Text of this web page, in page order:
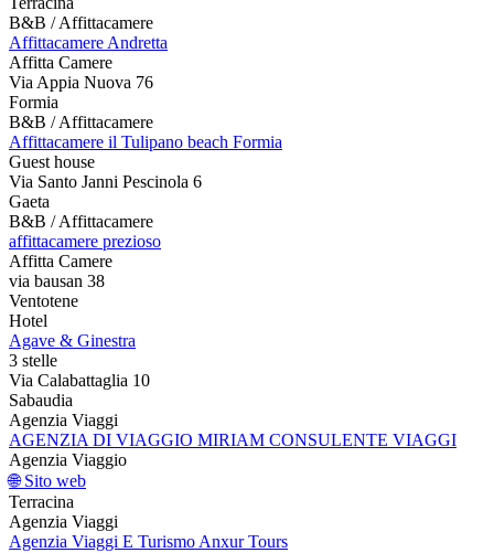
B&B / Affittacamere
Affittacamere Andretta
Affitta Camere
Via Appia Nuova 76
Formia
B&B / Affittacamere
Affittacamere il Tulipano beach Formia
Guest house
Via Santo Janni Pescinola 6
Gaeta
B&B / Affittacamere
affittacamere prezioso
Affitta Camere
via bausan 38
Ventotene
Hotel
Agave & Ginestra
3 stelle
Via Calabattaglia 10
Sabaudia
Agenzia Viaggi
AGENZIA DI VIAGGIO MIRIAM CONSULENTE VIAGGI
Agenzia Viaggio
🌐 Sito web
Terracina
Agenzia Viaggi
Agenzia Viaggi E Turismo Anxur Tours